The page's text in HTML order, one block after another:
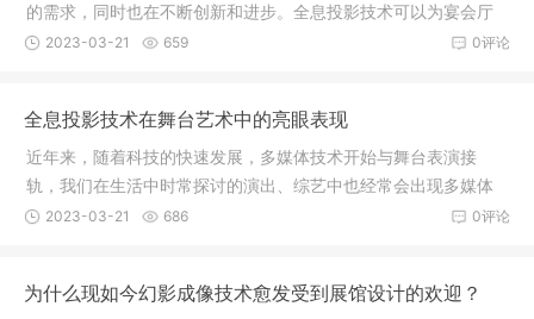
的需求，同时也在不断创新和进步。全息投影技术可以为宴会厅
带来全新的体验。1、全息投影可以打造沉浸式主题，以全息投影
浸式互动游戏，比如“
0评论
2023-03-21 659
全息投影技术在舞台艺术中的亮眼表现
近年来，随着科技的快速发展，多媒体技术开始与舞台表演接
轨，我们在生活中时常探讨的演出、综艺中也经常会出现多媒体
技术的身影，其中全息投影技术因其震撼的展示手段，在各大舞
像，它不仅能呈现华丽的
0评论
2023-03-21 686
为什么现如今幻影成像技术愈发受到展馆设计的欢迎？